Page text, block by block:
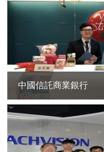
中國信託商業銀行